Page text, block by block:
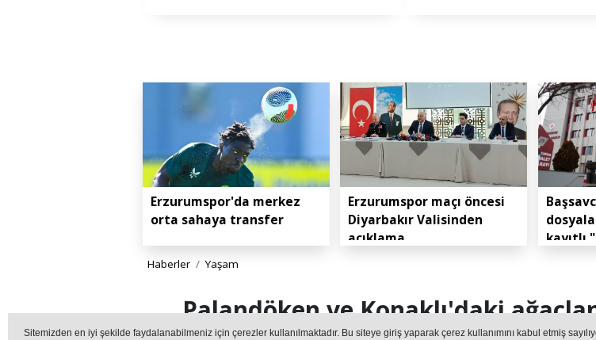
Sitemizden en iyi şekilde faydalanabilmeniz için çerezler kullanılmaktadır. Bu siteye giriş yaparak çerez kullanımını kabul etmiş
Erzurumspor'da merkez
orta sahaya transfer
Erzurumspor maçı öncesi
Diyarbakır Valisinden
açıklama
kayıtlı."
Haberler Yaşam
Palandöken ve Konaklı'daki